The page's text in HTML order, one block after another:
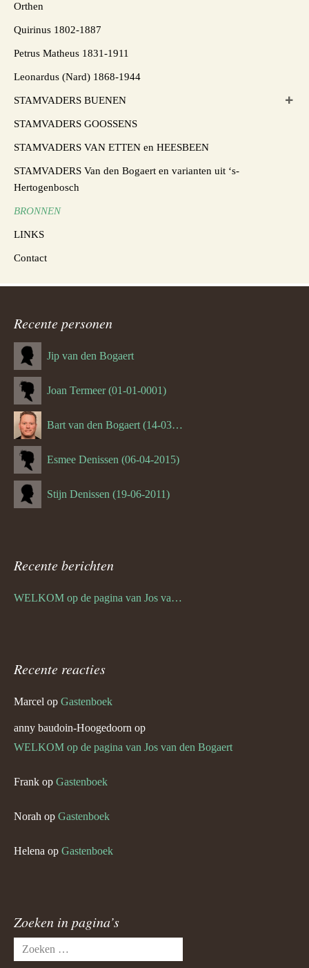
Orthen
Quirinus 1802-1887
Petrus Matheus 1831-1911
Leonardus (Nard) 1868-1944
STAMVADERS BUENEN
STAMVADERS GOOSSENS
STAMVADERS VAN ETTEN en HEESBEEN
STAMVADERS Van den Bogaert en varianten uit ‘s-
Hertogenbosch
BRONNEN
LINKS
Contact
Recente personen
Jip van den Bogaert
Joan Termeer (01-01-0001)
Bart van den Bogaert (14-03-1980)
Esmee Denissen (06-04-2015)
Stijn Denissen (19-06-2011)
Recente berichten
WELKOM op de pagina van Jos van den Bogaert
Recente reacties
Marcel op Gastenboek
anny baudoin-Hoogedoorn op
WELKOM op de pagina van Jos van den Bogaert
Frank op Gastenboek
Norah op Gastenboek
Helena op Gastenboek
Zoeken in pagina’s
Zoeken
naar: